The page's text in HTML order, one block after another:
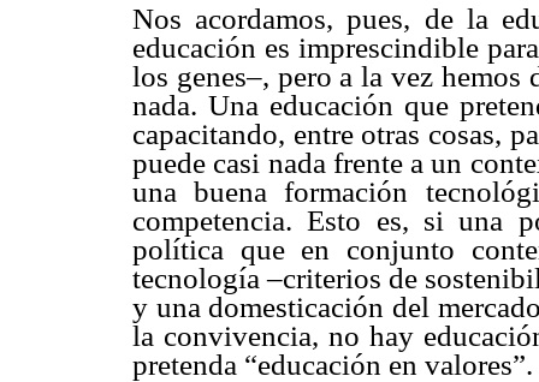
Nos acordamos, pues, de la
educación es imprescindible
los genes–, pero a la vez hemos
nada. Una educación que
capacitando, entre otras cosas,
puede casi nada frente a un
una buena formación
competencia. Esto es, si una
política que en conjunto
tecnología –criterios de
y una domesticación del
la convivencia, no hay
pretenda “educación en valores”.